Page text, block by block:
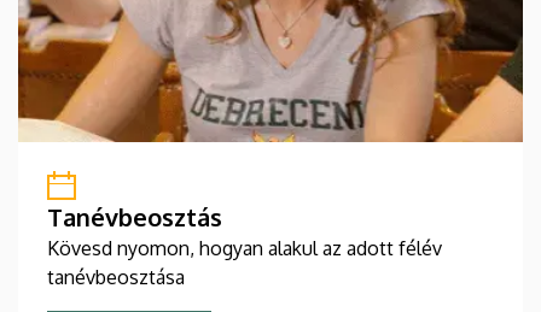
Tanévbeosztás
Kövesd nyomon, hogyan alakul az adott félév
tanévbeosztása